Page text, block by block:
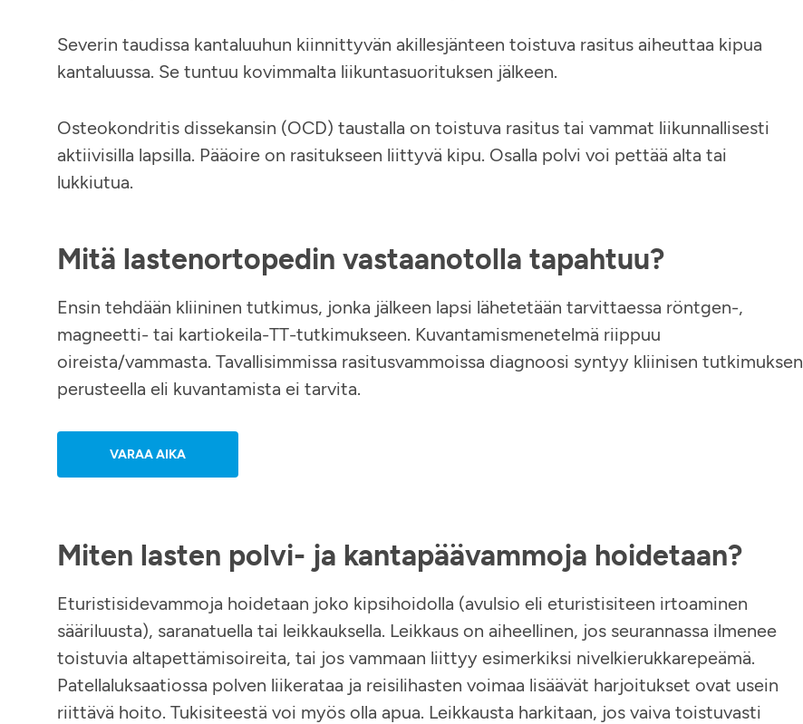
Severin taudissa kantaluuhun kiinnittyvän akillesjänteen toistuva rasitus aiheuttaa kipua
kantaluussa. Se tuntuu kovimmalta liikuntasuorituksen jälkeen.
Osteokondritis dissekansin (OCD) taustalla on toistuva rasitus tai vammat liikunnallisesti
aktiivisilla lapsilla. Pääoire on rasitukseen liittyvä kipu. Osalla polvi voi pettää alta tai
lukkiutua.
Mitä lastenortopedin vastaanotolla tapahtuu?
Ensin tehdään kliininen tutkimus, jonka jälkeen lapsi lähetetään tarvittaessa röntgen-,
magneetti- tai kartiokeila-TT-tutkimukseen. Kuvantamismenetelmä riippuu
oireista/vammasta. Tavallisimmissa rasitusvammoissa diagnoosi syntyy kliinisen tutkimuksen
perusteella eli kuvantamista ei tarvita.
VARAA AIKA
Miten lasten polvi- ja kantapäävammoja hoidetaan?
Eturistisidevammoja hoidetaan joko kipsihoidolla (avulsio eli eturistisiteen irtoaminen
sääriluusta), saranatuella tai leikkauksella. Leikkaus on aiheellinen, jos seurannassa ilmenee
toistuvia altapettämisoireita, tai jos vammaan liittyy esimerkiksi nivelkierukkarepeämä.
Patellaluksaatiossa polven liikerataa ja reisilihasten voimaa lisäävät harjoitukset ovat usein
riittävä hoito. Tukisiteestä voi myös olla apua. Leikkausta harkitaan, jos vaiva toistuvasti